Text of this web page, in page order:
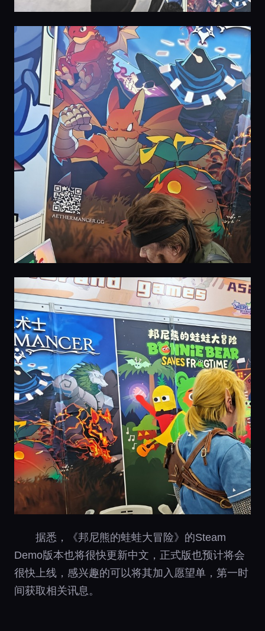
据悉，《邦尼熊的蛙蛙大冒险》的Steam
Demo版本也将很快更新中文，正式版也预计将会
很快上线，感兴趣的可以将其加入愿望单，第一时
间获取相关讯息。